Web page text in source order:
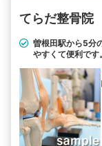
てらだ整骨院
曽根田駅から5分
やすくて便利です。